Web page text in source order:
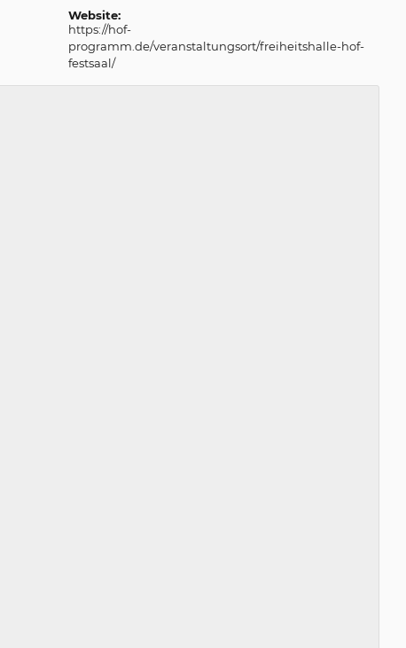
Website:
https://hof-
programm.de/veranstaltungsort/freiheitshalle-hof-
festsaal/